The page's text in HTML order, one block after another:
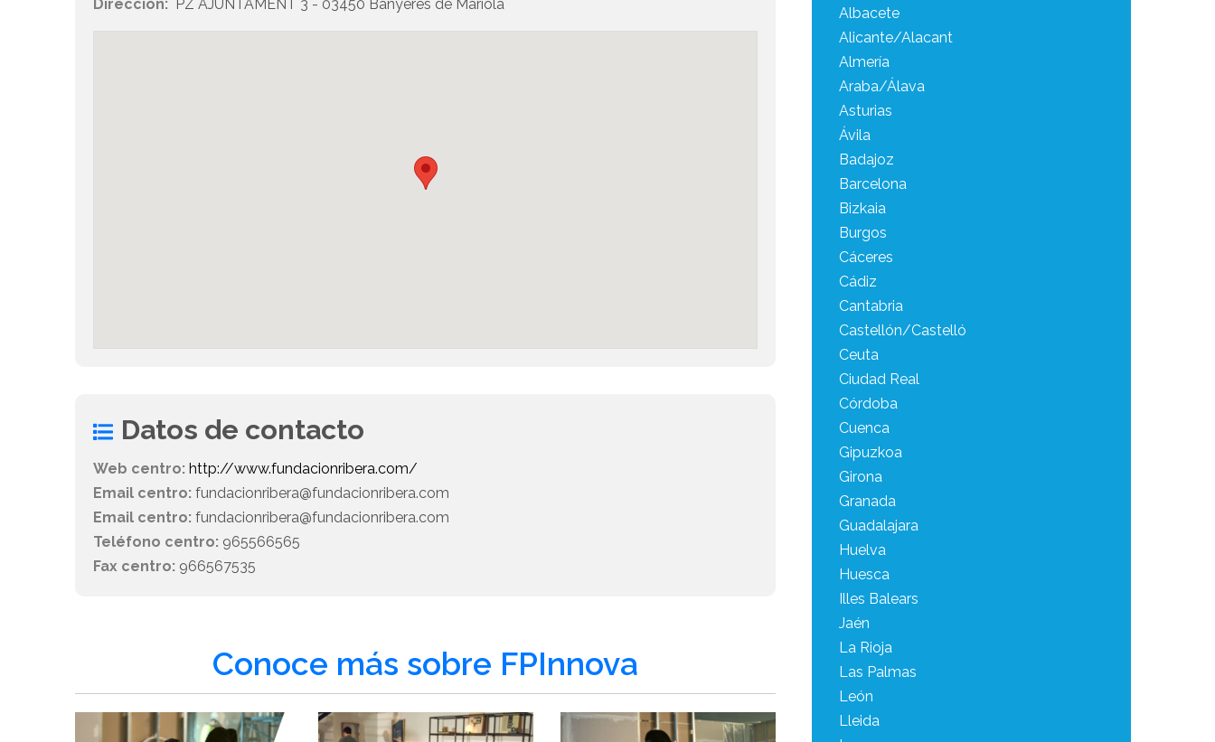
Dirección: PZ AJUNTAMENT 3 - 03450 Banyeres de Mariola
Datos de contacto
Web centro: http://www.fundacionribera.com/
Email centro: fundacionribera@fundacionribera.com
Email centro: fundacionribera@fundacionribera.com
Teléfono centro: 965566565
Fax centro: 966567535
Conoce más sobre FPInnova
Albacete
Alicante/Alacant
Almería
Araba/Álava
Asturias
Ávila
Badajoz
Barcelona
Bizkaia
Burgos
Cáceres
Cádiz
Cantabria
Castellón/Castelló
Ceuta
Ciudad Real
Córdoba
Cuenca
Gipuzkoa
Girona
Granada
Guadalajara
Huelva
Huesca
Illes Balears
Jaén
La Rioja
Las Palmas
León
Lleida